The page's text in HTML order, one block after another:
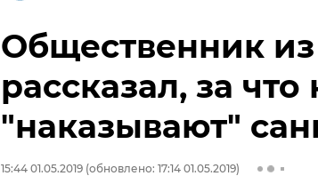
Общественник
рассказал, за
"наказывают"
15:44 01.05.2019 (обновлено: 17:14 01.05.2019)